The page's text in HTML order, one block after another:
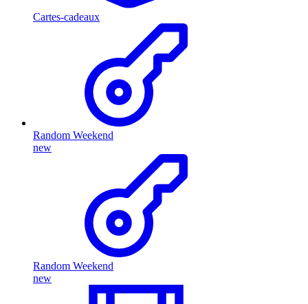
Cartes-cadeaux
Random Weekend
new
Random Weekend
new